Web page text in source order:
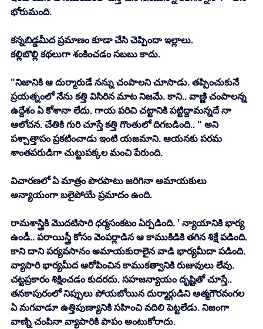
భోరుమంది.
కన్నబిడ్డమీద ప్రమాణం కూడా చేసి చెప్పిందా ఇల్లాలు.
కల్లిబొల్లి కథలుగా శంకించడం సబబు కాదు.
"నిజానికి ఆ దుర్మారుడే నన్ను చంపాలని చూసాడు. తప్పించుకునే
ప్రయత్నంలో నేను కత్తి విసిరిన మాట నిజమే. కాని.. వాణ్ణి చంపాలన్న
ఉద్దేశం ఏ కోశానా లేదు. గాయ పరిచి చట్టానికి పట్టిద్దామన్నదే నా
ఆలోచన. చేతికి గురి చూస్తే కత్తి గొంతులో దిగబడింది.. " అని
పశ్చాత్తాపం ప్రకటించాడు ఇంటి యజమాని. ఆయనకు పరమ
శాంతపరుడిగా చుట్టుపక్కల మంచి పేరుంది.
విచారణలో ఏ మాత్రం పొరపాటు జరిగినా అమాయకులు
అన్యాయంగా బలైపోయే ప్రమాదం ఉంది.
రామశాస్త్రికి మొదటిసారి ధర్మసంకటం ఏర్పడింది. ' న్యాయానికి భార్య
ఉండీ.. పరాయిస్త్రీ కోసం వెంపర్లాడిన ఆ కాముకిడికి తగిన శిక్షే పడింది.
కాని దాని పర్యవసానం అమాయకురాలైన వాడి భార్యమీదా పడింది.
వ్యాపారి భార్యమీద ఆరోపించిన కాముకత్వానికి రుజువులు లేవు.
చట్టప్రకారం శిక్షించడం కుదరదు. సహజన్యాయం దృష్టితో చూస్తే..
తనకాపురంలో నిప్పులు పోయబోయిన దుర్మార్గుడిని ఆత్మగౌరవంగల
ఏ మగవాడూ ఉత్తిపుణ్యానికి సహించి వదిలి పెట్టలేడు. నిజంగా
వాణ్ని చంపినా వ్యాపారికి పాపం అంటుకోరాదు.